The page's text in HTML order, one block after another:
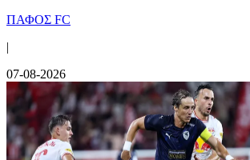
ΠΑΦΟΣ FC
|
07-08-2026